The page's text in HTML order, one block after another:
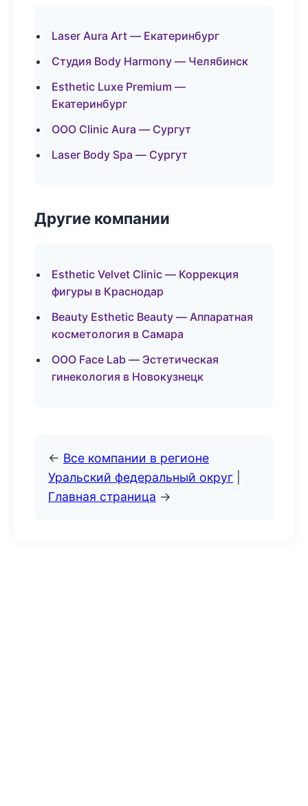
Laser Aura Art — Екатеринбург
Студия Body Harmony — Челябинск
Esthetic Luxe Premium —
Екатеринбург
ООО Clinic Aura — Сургут
Laser Body Spa — Сургут
Другие компании
Esthetic Velvet Clinic — Коррекция
фигуры в Краснодар
Beauty Esthetic Beauty — Аппаратная
косметология в Самара
ООО Face Lab — Эстетическая
гинекология в Новокузнецк
← Все компании в регионе
Уральский федеральный округ
Главная страница →